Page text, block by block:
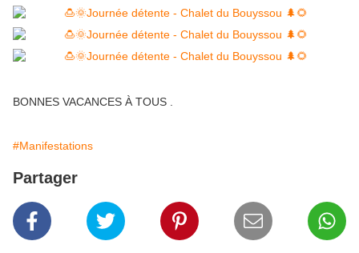
BONNES VACANCES À TOUS .
#Manifestations
Partager